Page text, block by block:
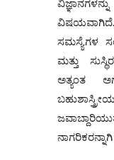
ಸಮಸ್ಯೆಗಳ
ಮತ್ತು
ಅತ್ಯಂತ